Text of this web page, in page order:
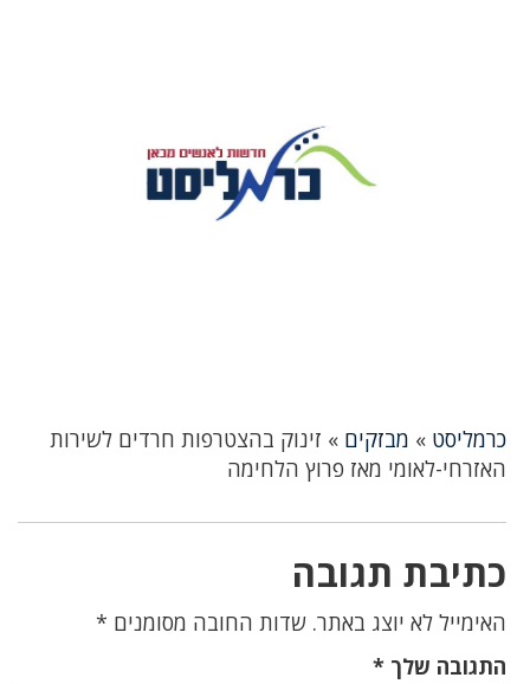
כרמליסט » מבזקים » זינוק בהצטרפות חרדים לשירות
האזרחי-לאומי מאז פרוץ הלחימה
כתיבת תגובה
האימייל לא יוצג באתר. שדות החובה מסומנים *
התגובה שלך *